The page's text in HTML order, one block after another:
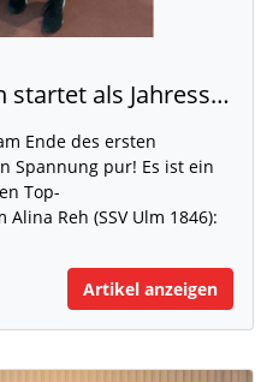
Hallen-DM: Alina Reh startet als Jahresschnellste – Konstanze Klosterhalfen Favoritin
Ende des ersten
Spannung pur! Es ist ein
Top-
Reh (SSV Ulm 1846):
Artikel anzeigen